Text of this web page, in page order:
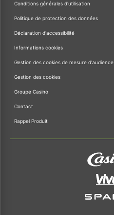
Conditions générales d'utilisation
Politique de protection des données
Déclaration d'accessibilité
Informations cookies
Gestion des cookies de mesure d'audience
Gestion des cookies
Groupe Casino
Contact
Rappel Produit